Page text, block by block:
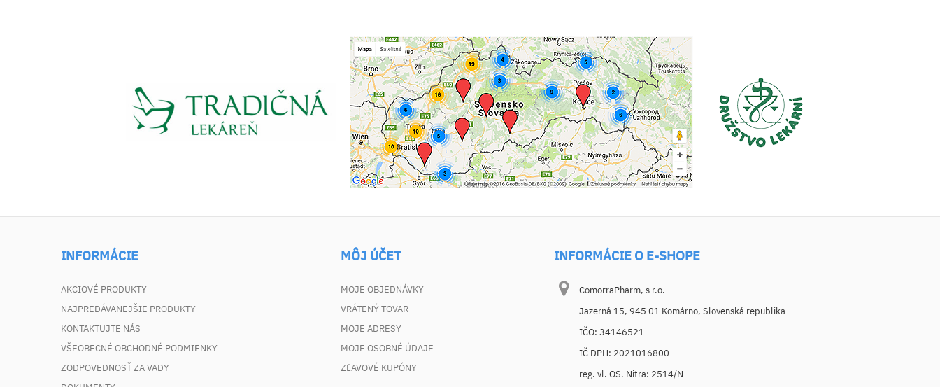
INFORMÁCIE
AKCIOVÉ PRODUKTY
NAJPREDÁVANEJŠIE PRODUKTY
KONTAKTUJTE NÁS
VŠEOBECNÉ OBCHODNÉ PODMIENKY
ZODPOVEDNOSŤ ZA VADY
MÔJ ÚČET
MOJE OBJEDNÁVKY
VRÁTENÝ TOVAR
MOJE ADRESY
MOJE OSOBNÉ ÚDAJE
ZĽAVOVÉ KUPÓNY
INFORMÁCIE O E-SHOPE
ComorraPharm, s r.o.
Jazerná 15, 945 01 Komárno, Slovenská republika
IČO: 34146521
IČ DPH: 2021016800
reg. vl. OS. Nitra: 2514/N